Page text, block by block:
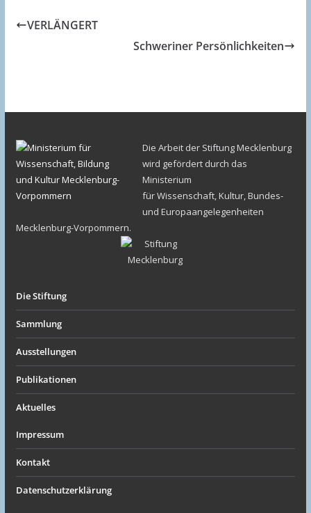
VERLÄNGERT
Schweriner Persönlichkeiten
Die Arbeit der Stiftung Mecklenburg
wird gefördert durch das
Ministerium
für Wissenschaft, Kultur, Bundes-
und Europaangelegenheiten
Mecklenburg-Vorpommern.
Die Stiftung
Sammlung
Ausstellungen
Publikationen
Aktuelles
Impressum
Kontakt
Datenschutzerklärung